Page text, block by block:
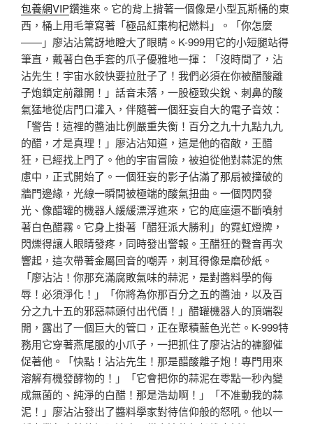
包養網VIP鑽進來。它的背上揹著一個像是小型瓦斯桶的東
西，桶上用毛筆寫著「極品紅棗枸杞燃料」。「你怎麼
——」廖沾沾驚訝地瞪大了眼睛。K-999用它的小短腿站得
筆直，戴著白色手套的爪子優雅地一揮：「沒時間了，沾
沾先生！宇宙水餃快要拉肚子了！我們必須在你被醋酸離
子炮鎖定前離開！」話音未落，一股極致尖銳、刺鼻的酸
氣猛地從店門口灌入，伴隨著一個狂妄自大的電子音效：
「警告！這裡的醬油比例嚴重失衡！百分之九十九點九九
的醋，才是真理！」廖沾沾知道，這是他的宿敵，王醋
狂，已經找上門了。他的宇宙冒險，被迫從他對蒜泥的焦
慮中，正式開始了。一個狂妄的影子佔滿了那扇被撞破的
牆門邊緣，光線一瞬間被極端的酸氣扭曲。一個閃閃發
光、像醋罐的機器人緩緩漂浮進來，它的底座還不斷噴射
著白色醋霧。它身上掛著「醋狂派大勝利」的霓虹燈牌，
閃爍得讓人眼睛發疼，同時發出警報。王醋狂的聲音再次
響起，這次帶著金屬回音的嘲弄，刺耳得像是磨砂紙。
「廖沾沾！你那充滿腐敗氣味的蒜泥，是對醬料學的侮
辱！必須淨化！」「你將為你那百分之五的醬油，以及百
分之九十五的邪惡蒜頭付出代價！」醋罐機器人的頂端裂
開，露出了一個巨大的管口，正在聚積藍色光芒。K-999特
務用它穿著燕尾服的小爪子，一把抓住了廖沾沾的褲腳催
促著他。「快點！沾沾先生！那是醋酸離子炮！專門用來
溶解有機發酵物的！」「它會把你的蒜泥在零點一秒內變
成無菌的、純淨的白醋！那是浩劫啊！」「不准動我的蒜
泥！」廖沾沾發出了醬料學家對待信仰般的怒吼。他以一